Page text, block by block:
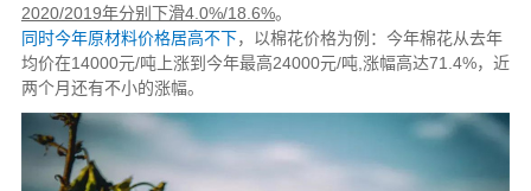
2020/2019年分别下滑4.0%/18.6%。
同时今年原材料价格居高不下，以棉花价格为例：今年棉花从去年
均价在14000元/吨上涨到今年最高24000元/吨,涨幅高达71.4%，近
两个月还有不小的涨幅。